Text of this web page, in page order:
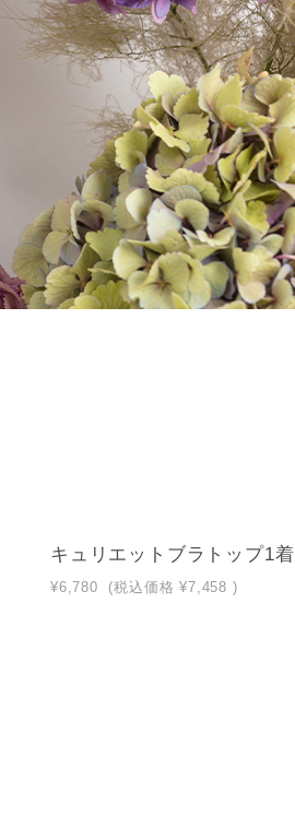
キュリエットブラトップ1着
¥6,780 (税込価格 ¥7,458 )